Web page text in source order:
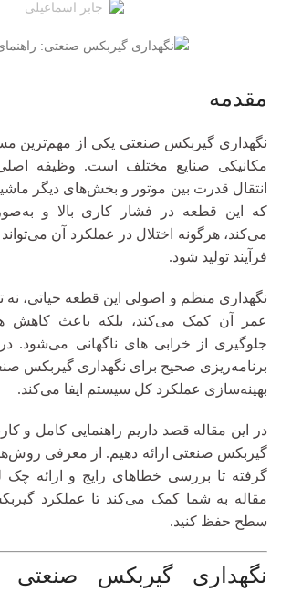
جابر اسماعیلی
مقدمه
نگهداری گیربکس صنعتی یکی از مهم‌ترین
مکانیکی صنایع مختلف است. وظیفه
انتقال قدرت بین موتور و بخش‌های دیگر
که این قطعه در فشار کاری بالا و
می‌کند، هرگونه اختلال در عملکرد آن
فرآیند تولید شود.
نگهداری منظم و اصولی این قطعه حیاتی، نه
عمر آن کمک می‌کند، بلکه باعث کاهش
جلوگیری از خرابی‌ های ناگهانی می‌شود.
برنامه‌ریزی صحیح برای نگهداری گیربکس
بهینه‌سازی عملکرد کل سیستم ایفا می‌کند.
در این مقاله قصد داریم راهنمایی کامل و
گیربکس صنعتی ارائه دهیم. از معرفی
گرفته تا بررسی خطاهای رایج و ارائه چک
مقاله به شما کمک می‌کند تا عملکرد
سطح حفظ کنید.
نگهداری گیربکس صنعتی